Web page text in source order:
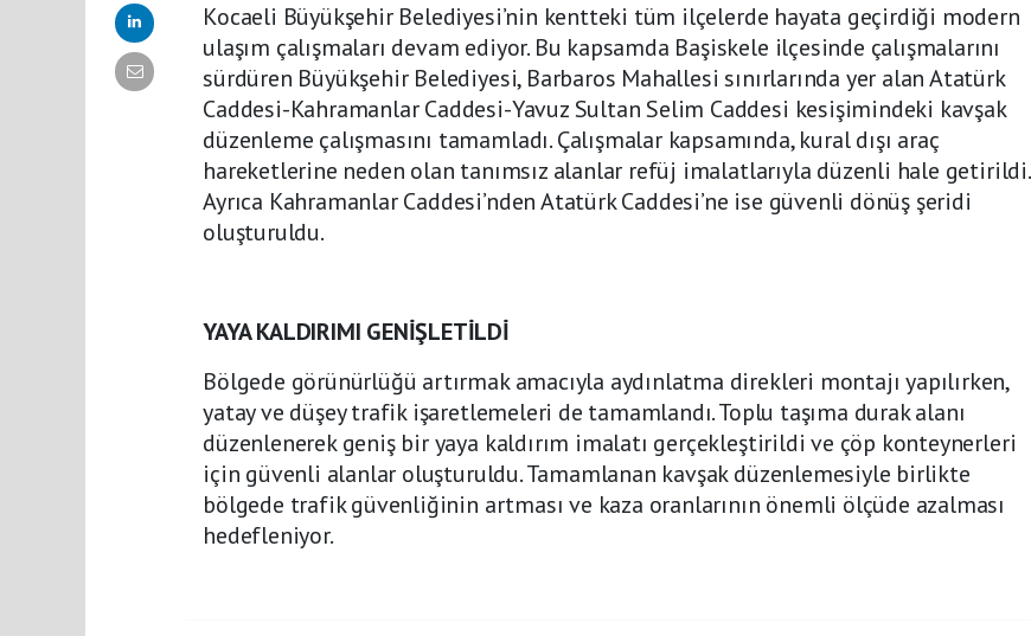
Kocaeli Büyükşehir Belediyesi’nin kentteki tüm ilçelerde hayata geçirdiği modern
ulaşım çalışmaları devam ediyor. Bu kapsamda Başiskele ilçesinde çalışmalarını
sürdüren Büyükşehir Belediyesi, Barbaros Mahallesi sınırlarında yer alan Atatürk
Caddesi-Kahramanlar Caddesi-Yavuz Sultan Selim Caddesi kesişimindeki kavşak
düzenleme çalışmasını tamamladı. Çalışmalar kapsamında, kural dışı araç
hareketlerine neden olan tanımsız alanlar refüj imalatlarıyla düzenli hale getirildi.
Ayrıca Kahramanlar Caddesi’nden Atatürk Caddesi’ne ise güvenli dönüş şeridi
oluşturuldu.
YAYA KALDIRIMI GENİŞLETİLDİ
Bölgede görünürlüğü artırmak amacıyla aydınlatma direkleri montajı yapılırken,
yatay ve düşey trafik işaretlemeleri de tamamlandı. Toplu taşıma durak alanı
düzenlenerek geniş bir yaya kaldırım imalatı gerçekleştirildi ve çöp konteynerleri
için güvenli alanlar oluşturuldu. Tamamlanan kavşak düzenlemesiyle birlikte
bölgede trafik güvenliğinin artması ve kaza oranlarının önemli ölçüde azalması
hedefleniyor.